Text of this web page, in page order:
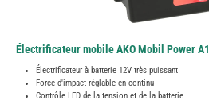
Électrificateur mobile AKO Mobil Power
Électrificateur à batterie 12V très puissant
Force d'impact réglable en continu
Contrôle LED de la tension et de la batterie